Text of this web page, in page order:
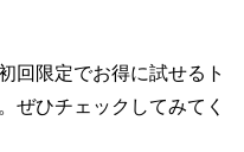
回限定でお得に試せるト
ぜひチェックしてみてく